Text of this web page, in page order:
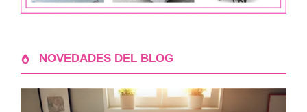
NOVEDADES DEL BLOG